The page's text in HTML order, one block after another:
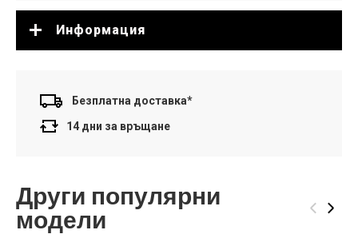
Информация
Безплатна доставка*
14 дни за връщане
Други популярни
модели ‹ ›